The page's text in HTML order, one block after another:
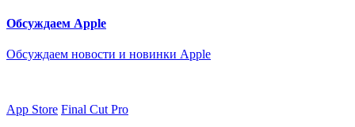
Обсуждаем Apple
Обсуждаем новости и новинки Apple
App Store Final Cut Pro